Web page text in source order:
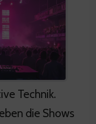
Technik.
die Shows